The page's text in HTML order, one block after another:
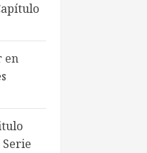
en
Serie